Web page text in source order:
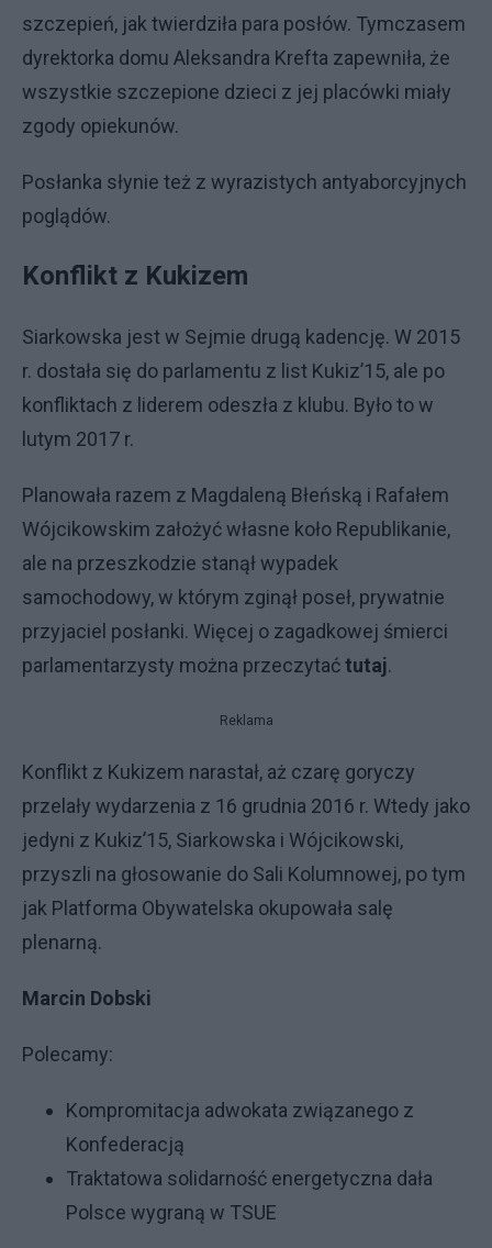
szczepień, jak twierdziła para posłów. Tymczasem
dyrektorka domu Aleksandra Krefta zapewniła, że
wszystkie szczepione dzieci z jej placówki miały
zgody opiekunów.
Posłanka słynie też z wyrazistych antyaborcyjnych
poglądów.
Konflikt z Kukizem
Siarkowska jest w Sejmie drugą kadencję. W 2015
r. dostała się do parlamentu z list Kukiz’15, ale po
konfliktach z liderem odeszła z klubu. Było to w
lutym 2017 r.
Planowała razem z Magdaleną Błeńską i Rafałem
Wójcikowskim założyć własne koło Republikanie,
ale na przeszkodzie stanął wypadek
samochodowy, w którym zginął poseł, prywatnie
przyjaciel posłanki. Więcej o zagadkowej śmierci
parlamentarzysty można przeczytaćtutaj.
Reklama
Konflikt z Kukizem narastał, aż czarę goryczy
przelały wydarzenia z 16 grudnia 2016 r. Wtedy jako
jedyni z Kukiz’15, Siarkowska i Wójcikowski,
przyszli na głosowanie do Sali Kolumnowej, po tym
jak Platforma Obywatelska okupowała salę
plenarną.
Marcin Dobski
Polecamy:
Kompromitacja adwokata związanego z
Konfederacją
Traktatowa solidarność energetyczna dała
Polsce wygraną w TSUE